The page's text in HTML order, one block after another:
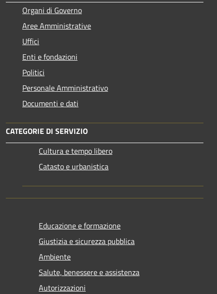
Organi di Governo
Aree Amministrative
Uffici
Enti e fondazioni
Politici
Personale Amministrativo
Documenti e dati
CATEGORIE DI SERVIZIO
Cultura e tempo libero
Catasto e urbanistica
Educazione e formazione
Giustizia e sicurezza pubblica
Ambiente
Salute, benessere e assistenza
Autorizzazioni